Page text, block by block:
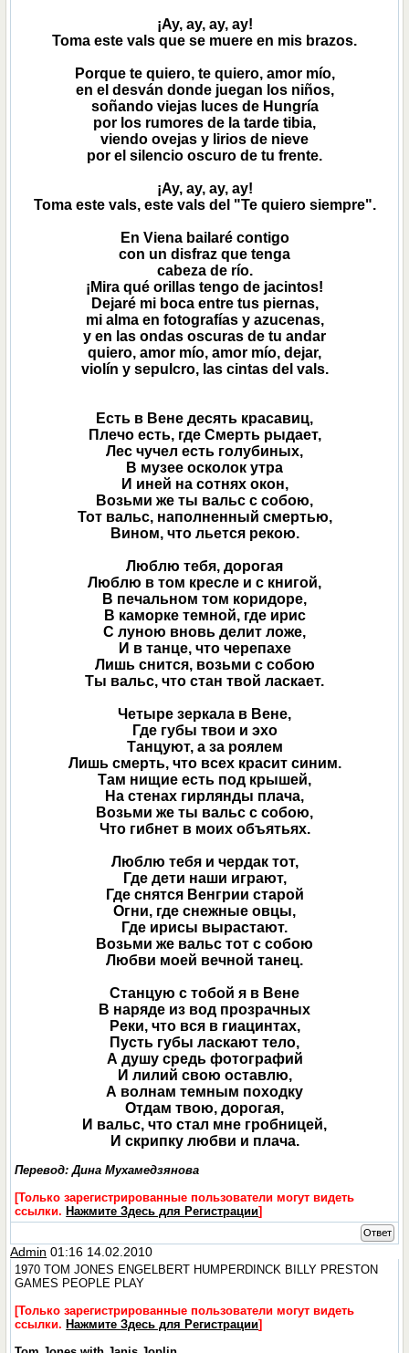
¡Ay, ay, ay, ay!
Toma este vals que se muere en mis brazos.
Porque te quiero, te quiero, amor mío,
en el desván donde juegan los niños,
soñando viejas luces de Hungría
por los rumores de la tarde tibia,
viendo ovejas y lirios de nieve
por el silencio oscuro de tu frente.
¡Ay, ay, ay, ay!
Toma este vals, este vals del "Te quiero siempre".
En Viena bailaré contigo
con un disfraz que tenga
cabeza de río.
¡Mira qué orillas tengo de jacintos!
Dejaré mi boca entre tus piernas,
mi alma en fotografías y azucenas,
y en las ondas oscuras de tu andar
quiero, amor mío, amor mío, dejar,
violín y sepulcro, las cintas del vals.
Есть в Вене десять красавиц,
Плечо есть, где Смерть рыдает,
Лес чучел есть голубиных,
В музее осколок утра
И иней на сотнях окон,
Возьми же ты вальс с собою,
Тот вальс, наполненный смертью,
Вином, что льется рекою.
Люблю тебя, дорогая
Люблю в том кресле и с книгой,
В печальном том коридоре,
В каморке темной, где ирис
С луною вновь делит ложе,
И в танце, что черепахе
Лишь снится, возьми с собою
Ты вальс, что стан твой ласкает.
Четыре зеркала в Вене,
Где губы твои и эхо
Танцуют, а за роялем
Лишь смерть, что всех красит синим.
Там нищие есть под крышей,
На стенах гирлянды плача,
Возьми же ты вальс с собою,
Что гибнет в моих объятьях.
Люблю тебя и чердак тот,
Где дети наши играют,
Где снятся Венгрии старой
Огни, где снежные овцы,
Где ирисы вырастают.
Возьми же вальс тот с собою
Любви моей вечной танец.
Станцую с тобой я в Вене
В наряде из вод прозрачных
Реки, что вся в гиацинтах,
Пусть губы ласкают тело,
А душу средь фотографий
И лилий свою оставлю,
А волнам темным походку
Отдам твою, дорогая,
И вальс, что стал мне гробницей,
И скрипку любви и плача.
Перевод: Дина Мухамедзянова
[Только зарегистрированные пользователи могут видеть
ссылки. Нажмите Здесь для Регистрации]
Ответ
Admin 01:16 14.02.2010
1970 TOM JONES ENGELBERT HUMPERDINCK BILLY PRESTON
GAMES PEOPLE PLAY
[Только зарегистрированные пользователи могут видеть
ссылки. Нажмите Здесь для Регистрации]